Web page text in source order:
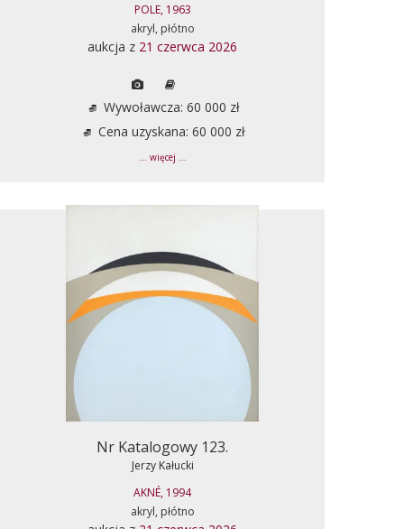
POLE, 1963
akryl, płótno
aukcja z 21 czerwca 2026
Wywoławcza: 60 000 zł
Cena uzyskana: 60 000 zł
... więcej ...
Nr Katalogowy 123.
Jerzy Kałucki
AKNÉ, 1994
akryl, płótno